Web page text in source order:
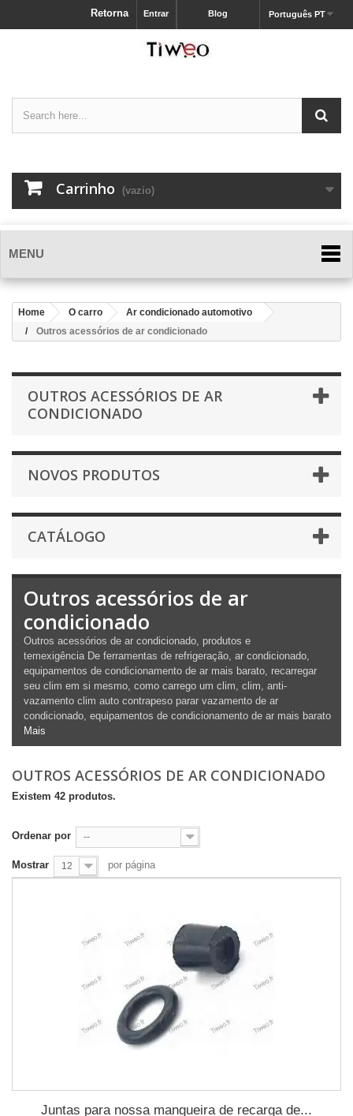
Português PT
Blog
Entrar
Retorna
Carrinho (vazio)
MENU
Home O carro
Ar condicionado automotivo
Outros acessórios de ar condicionado
OUTROS ACESSÓRIOS DE AR
CONDICIONADO
NOVOS PRODUTOS
CATÁLOGO
Outros acessórios de ar
condicionado
Outros acessórios de ar condicionado, produtos e
temexigênciaDe ferramentas de refrigeração, ar condicionado,
equipamentos de condicionamento de ar mais barato, recarregar
seu clim em si mesmo, como carrego um clim, clim, anti-
vazamento clim auto contrapeso parar vazamento de ar
condicionado, equipamentos de condicionamento de ar mais barato
Mais
OUTROS ACESSÓRIOS DE AR CONDICIONADO
Existem 42 produtos.
Ordenar por --
Mostrar 12 por página
Juntas para nossa mangueira de recarga de...